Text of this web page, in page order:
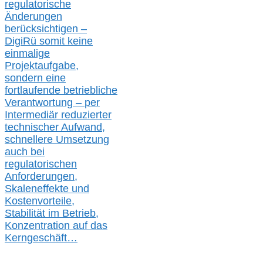
regulatorische
Änderungen
berücksichtigen –
DigiRü somit keine
einmalige
Projektaufgabe,
sondern eine
fortlaufende betriebliche
Verantwortung – per
Intermediär reduzierter
technischer Aufwand,
schnellere Umsetzung
auch bei
regulatorischen
Anforderungen,
Skaleneffekte und
Kostenvorteile,
Stabilität im Betrieb,
Konzentration auf das
Kerngeschäft…